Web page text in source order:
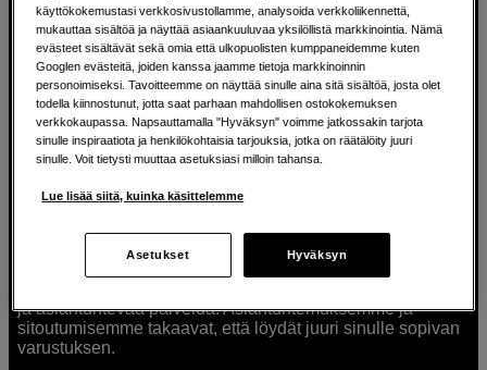
Ratkaisuja luoville ihmisille jo vuodesta
1982
Olemme Scandinavian Photolla jo yli 40 vuoden ajan
auttaneet luovia ihmisiä toteuttamaan visioitaan.
Tarjoamme inspiraatiota, asiantuntemusta ja tuotteita
muun muassa valokuvauksen, äänen, videokuvauksen ja
musiikin ja taiteen harrastajia. Oikeilla työkaluilla ideat
muuttuvat todellisuudeksi. Autamme sinua valitsemaan
ja asiantuntevaa palvelua. Asiantuntemuksemme ja
sitoutumisemme takaavat, että löydät juuri sinulle sopivan
varustuksen.
käyttökokemustasi verkkosivustollamme, analysoida verkkoliikennettä,
mukauttaa sisältöä ja näyttää asiaankuuluvaa yksilöllistä markkinointia. Nämä
evästeet sisältävät sekä omia että ulkopuolisten kumppaneidemme kuten
Googlen evästeitä, joiden kanssa jaamme tietoja markkinoinnin
personoimiseksi. Tavoitteemme on näyttää sinulle aina sitä sisältöä, josta olet
todella kiinnostunut, jotta saat parhaan mahdollisen ostokokemuksen
verkkokaupassa. Napsauttamalla "Hyväksyn" voimme jatkossakin tarjota
sinulle inspiraatiota ja henkilökohtaisia tarjouksia, jotka on räätälöity juuri
sinulle. Voit tietysti muuttaa asetuksiasi milloin tahansa.
Lue lisää siitä, kuinka käsittelemme
Asetukset Hyväksyn